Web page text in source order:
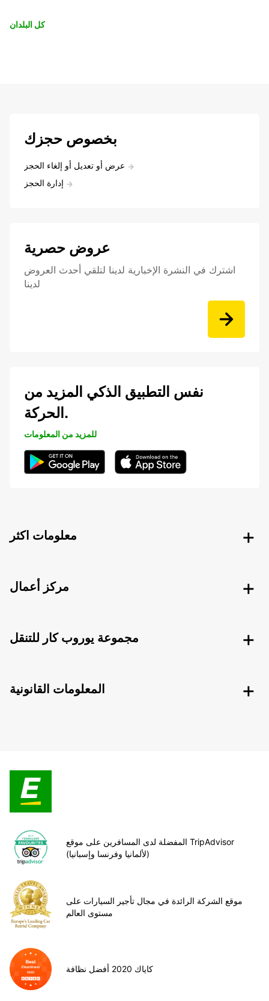
كل البلدان
بخصوص حجزك
عرض أو تعديل أو إلغاء الحجز
إدارة الحجز
عروض حصرية
اشترك في النشرة الإخبارية لدينا لتلقي أحدث العروض
لدينا
نفس التطبيق الذكي المزيد من
الحركة.
للمزيد من المعلومات
معلومات اكثر
مركز أعمال
مجموعة يوروب كار للتنقل
المعلومات القانونية
المفضلة لدى المسافرين على موقع TripAdvisor
(لألمانيا وفرنسا وإسبانيا)
موقع الشركة الرائدة في مجال تأجير السيارات على
مستوى العالم
كاياك 2020 أفضل نظافة